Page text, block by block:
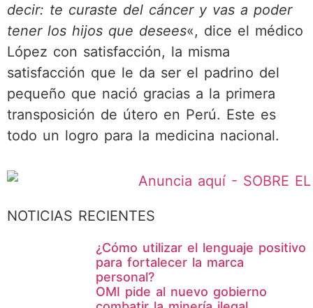
decir: te curaste del cáncer y vas a poder
tener los hijos que desees«, dice el médico
López con satisfacción, la misma
satisfacción que le da ser el padrino del
pequeño que nació gracias a la primera
transposición de útero en Perú. Este es
todo un logro para la medicina nacional.
NOTICIAS RECIENTES
¿Cómo utilizar el lenguaje positivo
para fortalecer la marca
personal?
OMI pide al nuevo gobierno